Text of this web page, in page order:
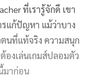
ที่เรารู้จักดี เขา
แก้ปัญหา แม้ว่าบาง
ตนที่แท้จริง ความสนุก
องเล่นเกมส์ปลอมตัว
มาก่อน